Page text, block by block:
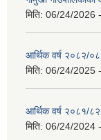
मिति: 06/24/2026
आर्थिक वर्ष २०८२/
मिति: 06/24/2025
आर्थिक वर्ष २०८१/८२
मिति: 06/24/2024